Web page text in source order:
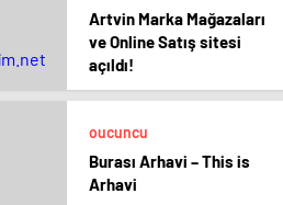
Artvin Marka Mağazaları
ve Online Satış sitesi
açıldı!
oucuncu
Burası Arhavi – This is
Arhavi